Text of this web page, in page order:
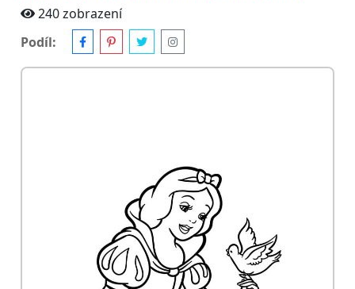
240 zobrazení
Podíl: